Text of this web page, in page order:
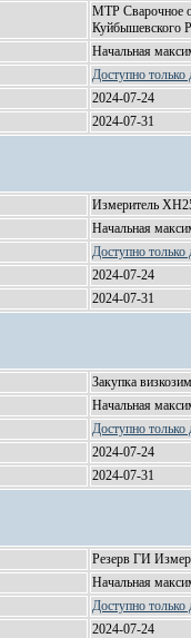
МТР Сварочное
Начальная
Доступно только
2024-07-24
2024-07-31
Измеритель
Начальная
Доступно только
2024-07-24
2024-07-31
Закупка
Начальная
Доступно только
2024-07-24
2024-07-31
Резерв ГИ
Начальная
Доступно только
2024-07-24